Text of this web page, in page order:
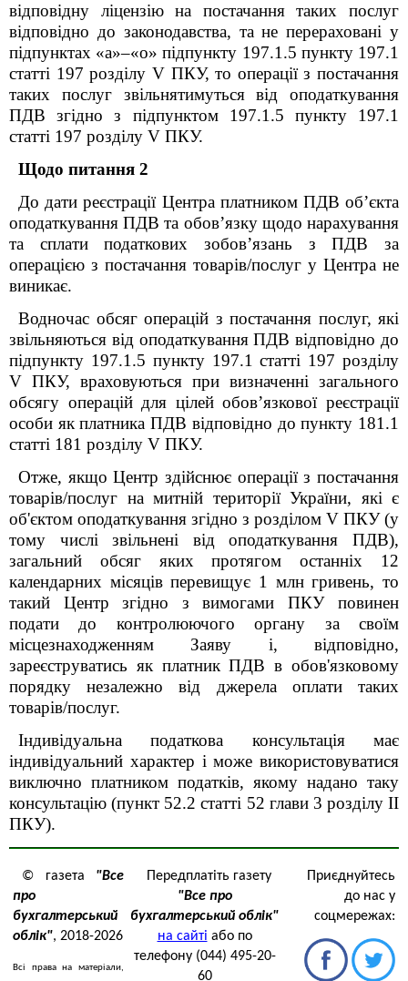
відповідну ліцензію на постачання таких послуг
відповідно до законодавства, та не перераховані у
підпунктах «а»–«о» підпункту 197.1.5 пункту 197.1
статті 197 розділу V ПКУ, то операції з постачання
таких послуг звільнятимуться від оподаткування
ПДВ згідно з підпунктом 197.1.5 пункту 197.1
статті 197 розділу V ПКУ.
Щодо питання 2
До дати реєстрації Центра платником ПДВ об’єкта
оподаткування ПДВ та обов’язку щодо нарахування
та сплати податкових зобов’язань з ПДВ за
операцією з постачання товарів/послуг у Центра не
виникає.
Водночас обсяг операцій з постачання послуг, які
звільняються від оподаткування ПДВ відповідно до
підпункту 197.1.5 пункту 197.1статті 197 розділу
V ПКУ, враховуються при визначенні загального
обсягу операцій для цілей обов’язкової реєстрації
особи як платника ПДВ відповідно допункту 181.1
статті 181 розділу V ПКУ.
Отже, якщоЦентр здійснює операції з постачання
товарів/послуг на митній території України, які є
об'єктом оподаткування згідно з розділом V ПКУ(у
тому числі звільнені від оподаткування ПДВ),
загальний обсяг яких протягом останніх 12
календарних місяців перевищує 1 млн гривень, то
такий Центр
згідно з вимогами ПКУ повинен
подати до контролюючого органу за своїм
місцезнаходженням Заяву і, відповідно,
зареєструватись як платник ПДВ в обов'язковому
порядку незалежно від джерела оплати таких
товарів/послуг.
Індивідуальна податкова консультація має
індивідуальний характер і може використовуватися
виключно платником податків, якому надано таку
консультацію (пункт 52.2 статті 52 глави 3 роздiлу II
ПКУ).
© газета "Все
про
бухгалтерський
облік", 2018-2026
Всі права на матеріали,
Передплатіть газету
"Все про
бухгалтерський облік"
на сайті або по
телефону (044) 495-20-
60
Приєднуйтесь
до нас у
соцмережах: